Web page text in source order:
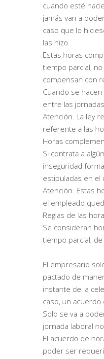
cuando esté
jamás van a
caso que lo
las hizo.
Estas horas
tiempo parcial,
compensan con
Cuando se
entre las
Atención. La ley
referente a las
Horas
Si contrata a
inseguridad
estipuladas en el
Atención. Estas
el empleado
Reglas de las
Se consideran
tiempo parcial,
El empresario
pactado de
instante de la
caso, un
Solo se va a
jornada laboral
El acuerdo de
poder ser